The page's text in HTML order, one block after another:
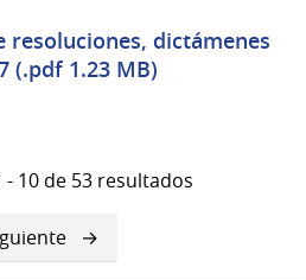
resoluciones, dictámenes
(.pdf 1.23 MB)
10 de 53 resultados